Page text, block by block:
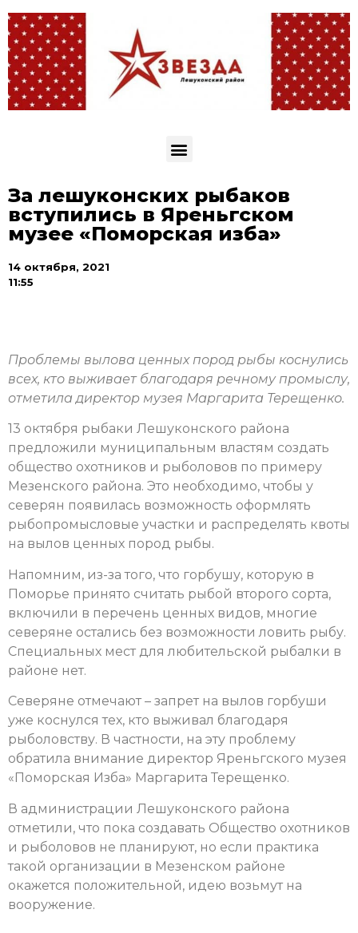
За лешуконских рыбаков
вступились в Яреньгском
музее «Поморская изба»
14 октября, 2021
11:55
Проблемы вылова ценных пород рыбы коснулись
всех, кто выживает благодаря речному промыслу,
отметила директор музея Маргарита Терещенко.
13 октября рыбаки Лешуконского района
предложили муниципальным властям создать
общество охотников и рыболовов по примеру
Мезенского района. Это необходимо, чтобы у
северян появилась возможность оформлять
рыбопромысловые участки и распределять квоты
на вылов ценных пород рыбы.
Напомним, из-за того, что горбушу, которую в
Поморье принято считать рыбой второго сорта,
включили в перечень ценных видов, многие
северяне остались без возможности ловить рыбу.
Специальных мест для любительской рыбалки в
районе нет.
Северяне отмечают – запрет на вылов горбуши
уже коснулся тех, кто выживал благодаря
рыболовству. В частности, на эту проблему
обратила внимание директор Яреньгского музея
«Поморская Изба» Маргарита Терещенко.
В администрации Лешуконского района
отметили, что пока создавать Общество охотников
и рыболовов не планируют, но если практика
такой организации в Мезенском районе
окажется положительной, идею возьмут на
вооружение.